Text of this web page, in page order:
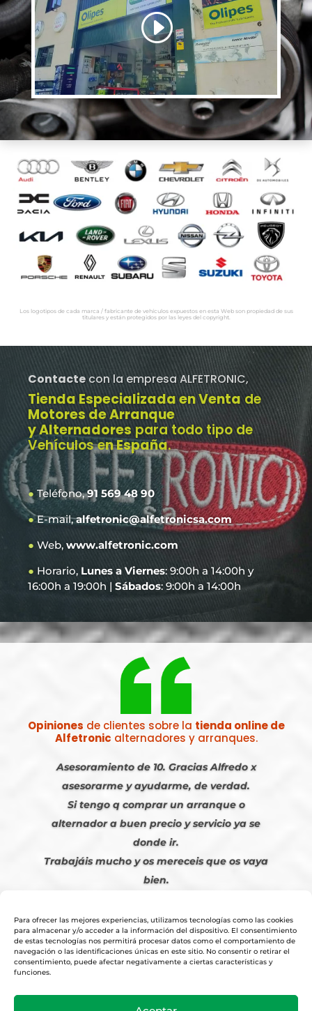
Para ofrecer las mejores experiencias, utilizamos tecnologías como las cookies
para almacenar y/o acceder a la información del dispositivo. El consentimiento
de estas tecnologías nos permitirá procesar datos como el comportamiento de
navegación o las identificaciones únicas en este sitio. No consentir o retirar el
consentimiento, puede afectar negativamente a ciertas características y
funciones.
Los logotipos de cada marca / fabricante de vehículos expuestos en esta Web son propiedad de sus
titulares y están protegidos por las leyes del copyright.
Contacte con la empresa ALFETRONIC,
Tienda Especializada en Venta de
Motores de Arranque
y Alternadores para todo tipo de
Vehículos en España.
●Teléfono,91 569 48 90
●E-mail,alfetronic@alfetronicsa.com
● Web, www.alfetronic.com
● Horario, Lunes a Viernes: 9:00h a 14:00h y
16:00h a 19:00h | Sábados: 9:00h a 14:00h
Opiniones de clientes sobre la tienda online de
Alfetronic alternadores y arranques.
Asesoramiento de 10. Gracias Alfredo x
asesorarme y ayudarme, de verdad.
Si tengo q comprar un arranque o
alternador a buen precio y servicio ya se
donde ir.
Trabajáis mucho y os mereceis que os vaya
bien.